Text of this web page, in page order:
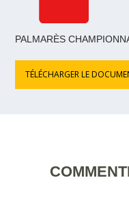
PALMARÈS
TÉLÉCHARGER LE